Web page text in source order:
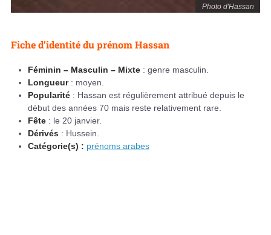
Photo d'Hassan
Fiche d’identité du prénom Hassan
Féminin – Masculin – Mixte : genre masculin.
Longueur: moyen.
Popularité : Hassan est régulièrement attribué depuis le
début des années 70 mais reste relativement rare.
Fête : le 20 janvier.
Dérivés : Hussein.
Catégorie(s) : prénoms arabes